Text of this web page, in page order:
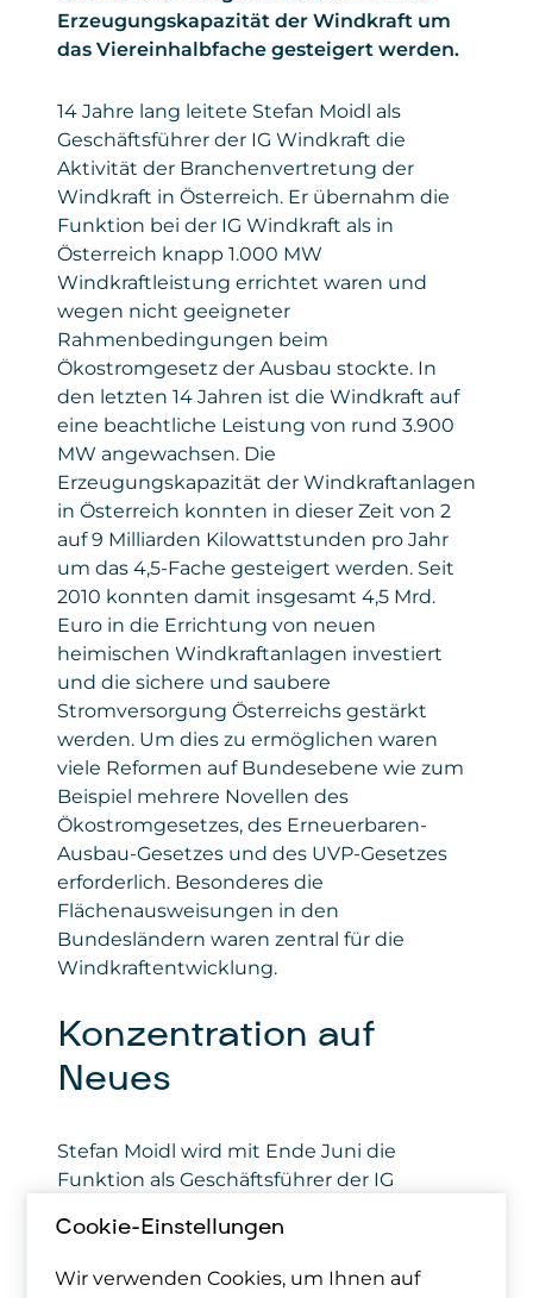
Erzeugungskapazität der Windkraft um
das Viereinhalbfache gesteigert werden.
14 Jahre lang leitete Stefan Moidl als
Geschäftsführer der IG Windkraft die
Aktivität der Branchenvertretung der
Windkraft in Österreich. Er übernahm die
Funktion bei der IG Windkraft als in
Österreich knapp 1.000 MW
Windkraftleistung errichtet waren und
wegen nicht geeigneter
Rahmenbedingungen beim
Ökostromgesetz der Ausbau stockte. In
den letzten 14 Jahren ist die Windkraft auf
eine beachtliche Leistung von rund 3.900
MW angewachsen. Die
Erzeugungskapazität der Windkraftanlagen
in Österreich konnten in dieser Zeit von 2
auf 9 Milliarden Kilowattstunden pro Jahr
um das 4,5-Fache gesteigert werden. Seit
2010 konnten damit insgesamt 4,5 Mrd.
Euro in die Errichtung von neuen
heimischen Windkraftanlagen investiert
und die sichere und saubere
Stromversorgung Österreichs gestärkt
werden. Um dies zu ermöglichen waren
viele Reformen auf Bundesebene wie zum
Beispiel mehrere Novellen des
Ökostromgesetzes, des Erneuerbaren-
Ausbau-Gesetzes und des UVP-Gesetzes
erforderlich. Besonderes die
Flächenausweisungen in den
Bundesländern waren zentral für die
Windkraftentwicklung.
Konzentration auf
Neues
Stefan Moidl wird mit Ende Juni die
Funktion als Geschäftsführer der IG
voll auf sein technisches Büro für Biologie
und Unternehmensberatung, welches er
Cookie-Einstellungen
Wir verwenden Cookies, um Ihnen auf